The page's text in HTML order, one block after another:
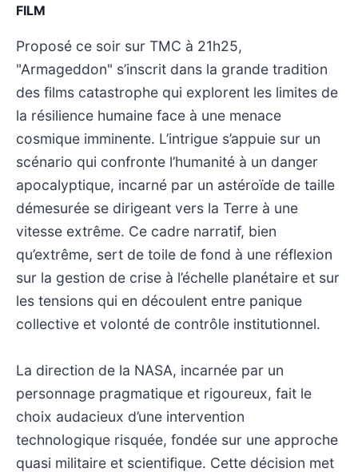
FILM
Proposé ce soir sur TMC à 21h25,
"Armageddon" s’inscrit dans la grande tradition
des films catastrophe qui explorent les limites de
la résilience humaine face à une menace
cosmique imminente. L’intrigue s’appuie sur un
scénario qui confronte l’humanité à un danger
apocalyptique, incarné par un astéroïde de taille
démesurée se dirigeant vers la Terre à une
vitesse extrême. Ce cadre narratif, bien
qu’extrême, sert de toile de fond à une réflexion
sur la gestion de crise à l’échelle planétaire et sur
les tensions qui en découlent entre panique
collective et volonté de contrôle institutionnel.
La direction de la NASA, incarnée par un
personnage pragmatique et rigoureux, fait le
choix audacieux d’une intervention
technologique risquée, fondée sur une approche
quasi militaire et scientifique. Cette décision met